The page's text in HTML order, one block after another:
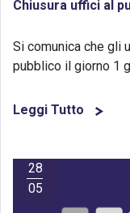
Chiusura uffici al
Si comunica che gli
pubblico il giorno 1
Leggi Tutto
28
05